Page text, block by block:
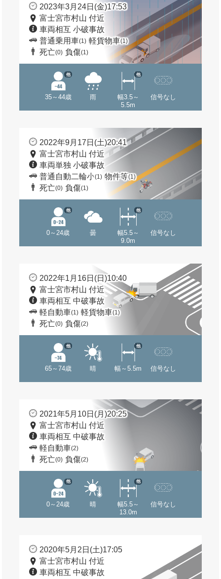
2023年3月24日(金)17:53
富士宮市村山 付近
車両相互 小破事故
普通乗用車(1) 軽貨物車(1)
死亡(0) 負傷(1)
35～44歳
他
雨
幅3.5～
5.5m
他
信号なし
2022年9月17日(土)20:41
富士宮市村山 付近
車両単独 小破事故
普通自動二輪小(1) 物件等(1)
死亡(0) 負傷(1)
0～24歳
他
曇
幅5.5～
9.0m
他
信号なし
2022年1月16日(日)10:40
富士宮市村山 付近
車両相互 中破事故
軽自動車(1) 軽貨物車(1)
死亡(0) 負傷(2)
65～74歳
他
晴 幅～5.5m
他
信号なし
2021年5月10日(月)20:25
富士宮市村山 付近
車両相互 中破事故
軽自動車(2)
死亡(0) 負傷(2)
0～24歳
他
晴
幅5.5～
13.0m
他
信号なし
2020年5月2日(土)17:05
富士宮市村山 付近
車両相互 中破事故